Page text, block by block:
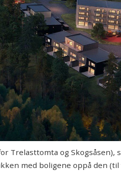
Trelasttomta og Skogsåsen),
med boligene oppå den